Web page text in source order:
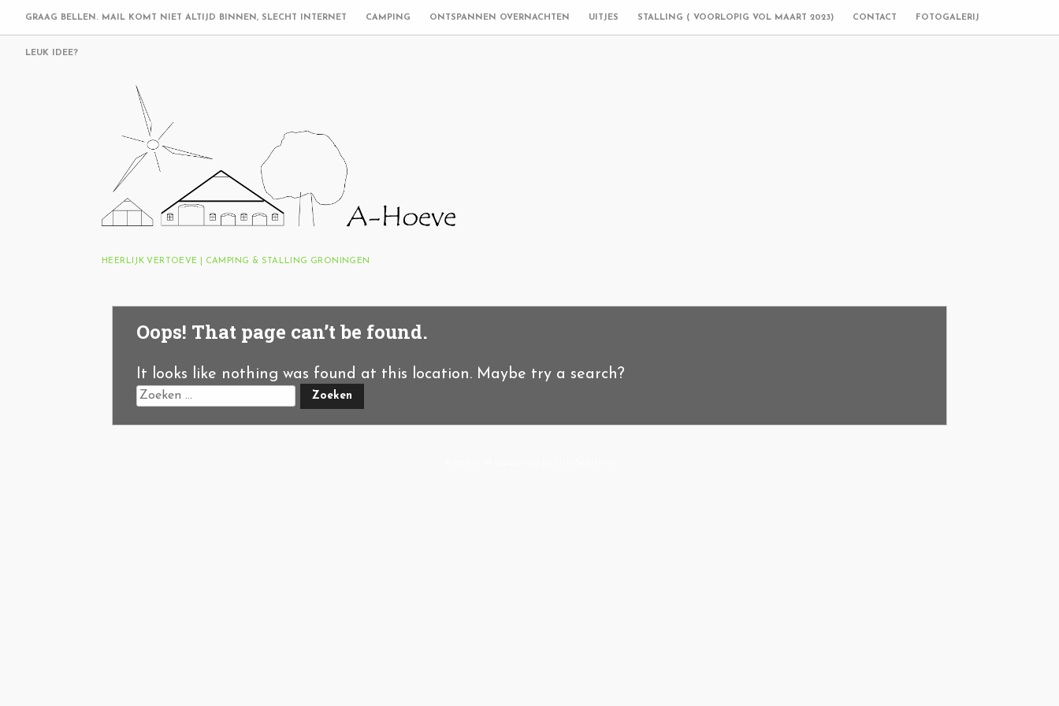
GRAAG BELLEN. MAIL KOMT NIET ALTIJD BINNEN, SLECHT INTERNET CAMPING ONTSPANNEN OVERNACHTEN UITJES STALLING ( VOORLOPIG VOL MAART 2023) CONTACT FOTOGALERIJ
LEUK IDEE?
HEERLIJK VERTOEVE | CAMPING & STALLING GRONINGEN
Oops! That page can’t be found.
It looks like nothing was found at this location. Maybe try a search?